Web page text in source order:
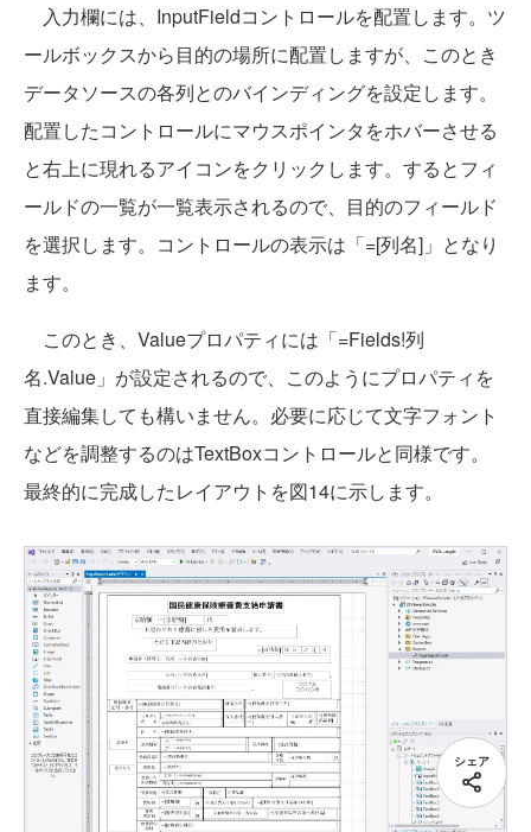
入力欄には、InputFieldコントロールを配置します。ツ
ールボックスから目的の場所に配置しますが、このとき
データソースの各列とのバインディングを設定します。
配置したコントロールにマウスポインタをホバーさせる
と右上に現れるアイコンをクリックします。するとフィ
ールドの一覧が一覧表示されるので、目的のフィールド
を選択します。コントロールの表示は「=[列名]」となり
ます。
このとき、Valueプロパティには「=Fields!列
名.Value」が設定されるので、このようにプロパティを
直接編集しても構いません。必要に応じて文字フォント
などを調整するのはTextBoxコントロールと同様です。
最終的に完成したレイアウトを図14に示します。
シェア